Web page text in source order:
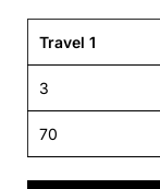
Travel 1
3
70